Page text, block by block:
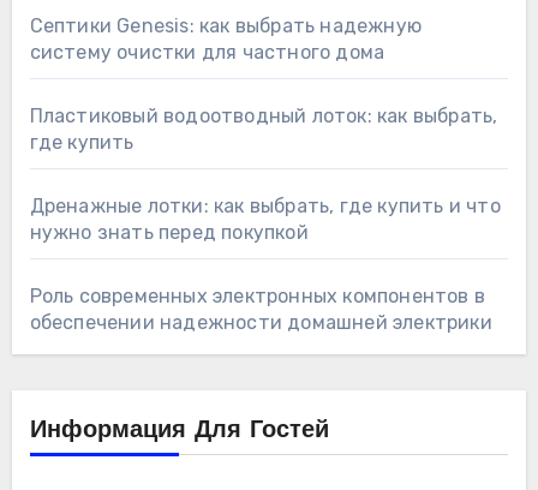
Септики Genesis: как выбрать надежную
систему очистки для частного дома
Пластиковый водоотводный лоток: как выбрать,
где купить
Дренажные лотки: как выбрать, где купить и что
нужно знать перед покупкой
Роль современных электронных компонентов в
обеспечении надежности домашней электрики
Информация Для Гостей